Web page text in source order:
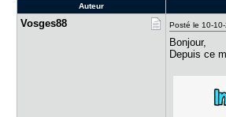
Auteur
Vosges88 Posté le 10-
Bonjour,
Depuis ce